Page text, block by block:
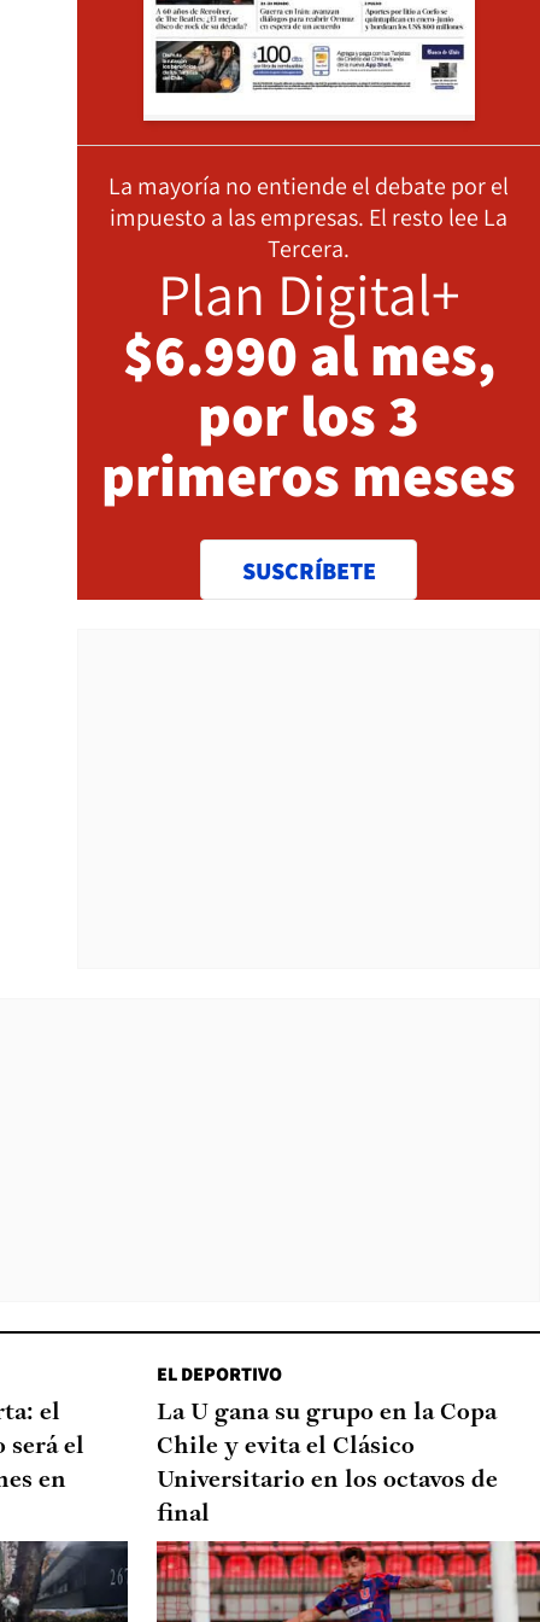
La mayoría no entiende el debate por el
impuesto a las empresas. El resto lee La
Tercera.
Plan Digital+
$6.990 al mes,
por los 3
primeros meses
SUSCRÍBETE
el
será el
en
EL DEPORTIVO
La U gana su grupo en la Copa
Chile y evita el Clásico
Universitario en los octavos de
final